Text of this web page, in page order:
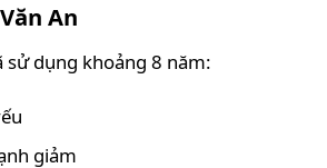
An
sử dụng khoảng 8 năm:
giảm